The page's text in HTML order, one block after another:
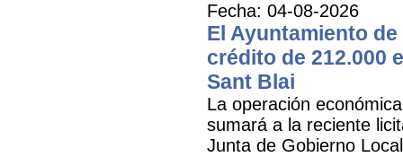
Fecha: 04-08-2026
El Ayuntamiento
crédito de 212.000
Sant Blai
La operación
sumará a la reciente
Junta de Gobierno